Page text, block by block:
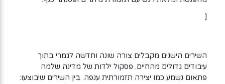
[
השירים הישנים מקבלים צורה שונה וחדשה לגמרי בתוך
עיבודים גדולים מהחיים. פסקול ילדות של מדינה שלמה
פתאום נשמע כמו יצירה תזמורתית ענפה. בין השירים שיבוצעו: